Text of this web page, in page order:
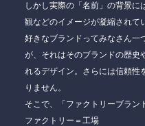
しかし実際の「名前」の背景に
観などのイメージが凝縮されて
好きなブランドってみなさん一
が、それはそのブランドの歴史
れるデザイン。さらには信頼性
りません。
そこで、「ファクトリーブラン
ファクトリー＝工場